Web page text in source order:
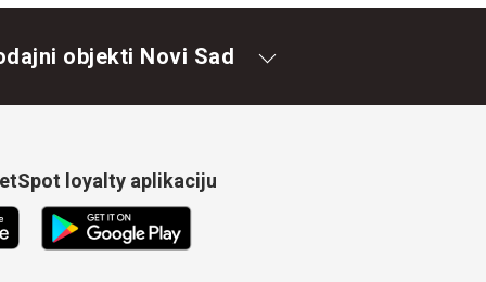
objekti Novi Sad
loyalty aplikaciju